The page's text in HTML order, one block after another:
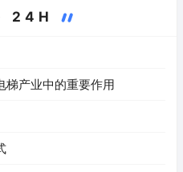
24H
产业中的重要作用